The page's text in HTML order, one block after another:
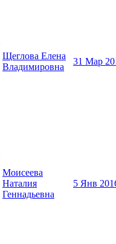
Щеглова Елена
Владимировна
31 Мар
Моисеева
Наталия
Геннадьевна
5 Янв